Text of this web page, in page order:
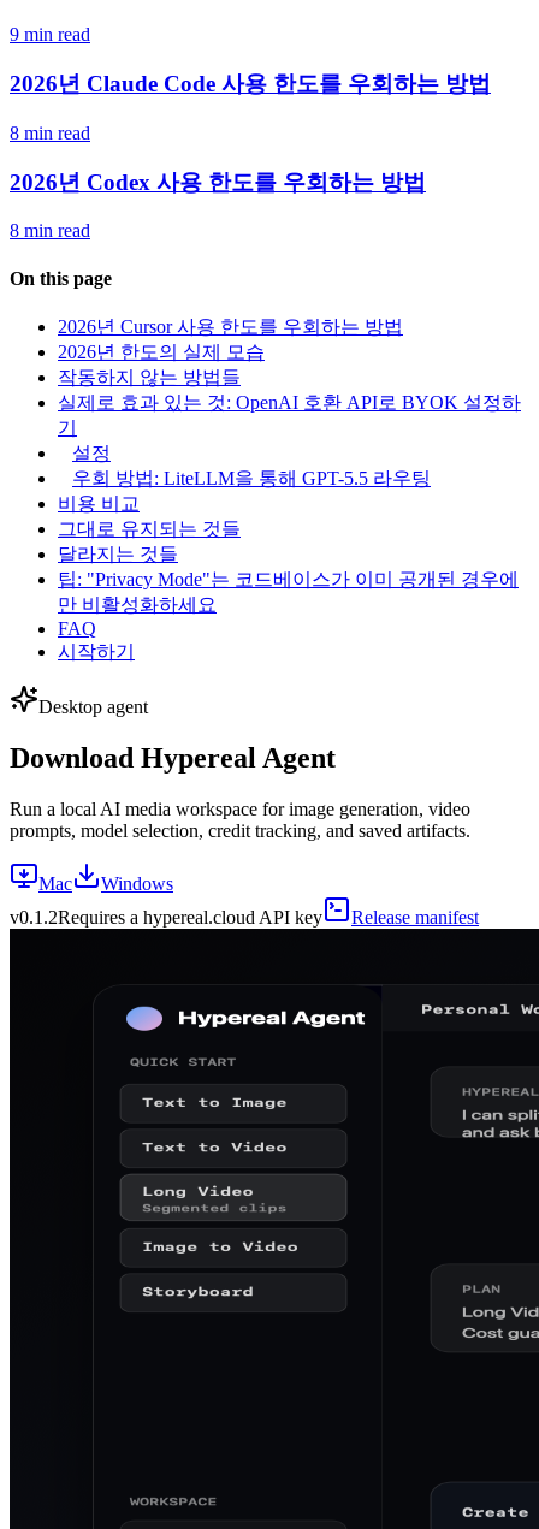
9 min read
2026년 Claude Code 사용 한도를 우회하는 방법
8 min read
2026년 Codex 사용 한도를 우회하는 방법
8 min read
On this page
2026년 Cursor 사용 한도를 우회하는 방법
2026년 한도의 실제 모습
작동하지 않는 방법들
실제로 효과 있는 것: OpenAI 호환 API로 BYOK 설정하
기
설정
우회 방법: LiteLLM을 통해 GPT-5.5 라우팅
비용 비교
그대로 유지되는 것들
달라지는 것들
팁: "Privacy Mode"는 코드베이스가 이미 공개된 경우에
만 비활성화하세요
FAQ
시작하기
Desktop agent
Download Hypereal Agent
Run a local AI media workspace for image generation, video
prompts, model selection, credit tracking, and saved artifacts.
Mac
Windows
v0.1.2Requires a hypereal.cloud API key Release manifest